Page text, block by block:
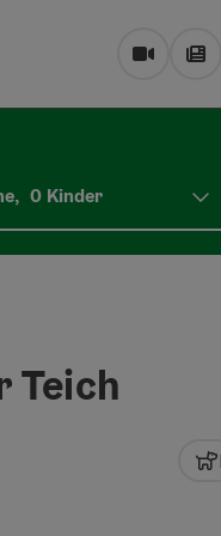
, 0 Kinder
Teich